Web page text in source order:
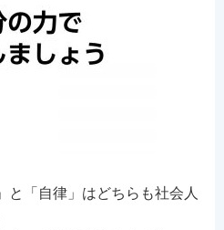
と「自律」はどちらも社会人